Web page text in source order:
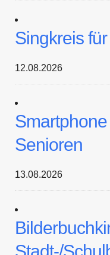
Singkreis
12.08.2026
Senioren
13.08.2026